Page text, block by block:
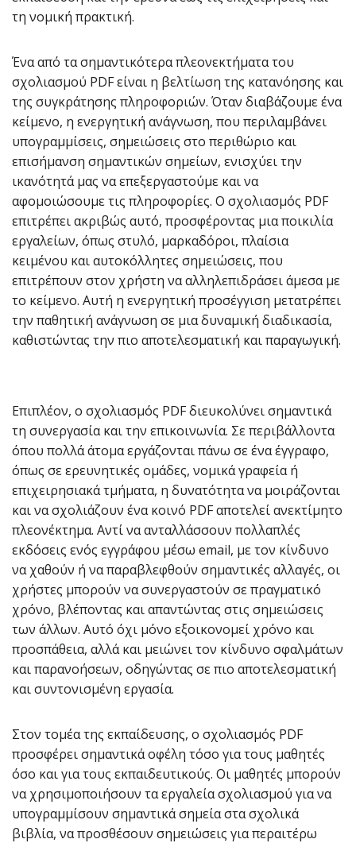
τη νομική πρακτική.
Ένα από τα σημαντικότερα πλεονεκτήματα του
σχολιασμού PDF είναι η βελτίωση της κατανόησης και
της συγκράτησης πληροφοριών. Όταν διαβάζουμε ένα
κείμενο, η ενεργητική ανάγνωση, που περιλαμβάνει
υπογραμμίσεις, σημειώσεις στο περιθώριο και
επισήμανση σημαντικών σημείων, ενισχύει την
ικανότητά μας να επεξεργαστούμε και να
αφομοιώσουμε τις πληροφορίες. Ο σχολιασμός PDF
επιτρέπει ακριβώς αυτό, προσφέροντας μια ποικιλία
εργαλείων, όπως στυλό, μαρκαδόροι, πλαίσια
κειμένου και αυτοκόλλητες σημειώσεις, που
επιτρέπουν στον χρήστη να αλληλεπιδράσει άμεσα με
το κείμενο. Αυτή η ενεργητική προσέγγιση μετατρέπει
την παθητική ανάγνωση σε μια δυναμική διαδικασία,
καθιστώντας την πιο αποτελεσματική και παραγωγική.
Επιπλέον, ο σχολιασμός PDF διευκολύνει σημαντικά
τη συνεργασία και την επικοινωνία. Σε περιβάλλοντα
όπου πολλά άτομα εργάζονται πάνω σε ένα έγγραφο,
όπως σε ερευνητικές ομάδες, νομικά γραφεία ή
επιχειρησιακά τμήματα, η δυνατότητα να μοιράζονται
και να σχολιάζουν ένα κοινό PDF αποτελεί ανεκτίμητο
πλεονέκτημα. Αντί να ανταλλάσσουν πολλαπλές
εκδόσεις ενός εγγράφου μέσω email, με τον κίνδυνο
να χαθούν ή να παραβλεφθούν σημαντικές αλλαγές, οι
χρήστες μπορούν να συνεργαστούν σε πραγματικό
χρόνο, βλέποντας και απαντώντας στις σημειώσεις
των άλλων. Αυτό όχι μόνο εξοικονομεί χρόνο και
προσπάθεια, αλλά και μειώνει τον κίνδυνο σφαλμάτων
και παρανοήσεων, οδηγώντας σε πιο αποτελεσματική
και συντονισμένη εργασία.
Στον τομέα της εκπαίδευσης, ο σχολιασμός PDF
προσφέρει σημαντικά οφέλη τόσο για τους μαθητές
όσο και για τους εκπαιδευτικούς. Οι μαθητές μπορούν
να χρησιμοποιήσουν τα εργαλεία σχολιασμού για να
υπογραμμίσουν σημαντικά σημεία στα σχολικά
βιβλία, να προσθέσουν σημειώσεις για περαιτέρω